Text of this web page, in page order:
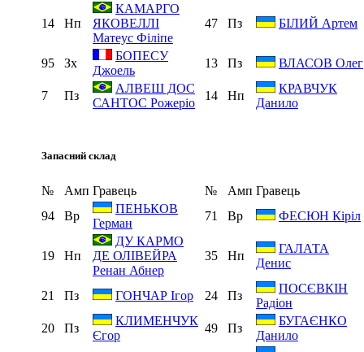
14 Нп
КАМАРГО
ЯКОВЕЛЛІ
Матеус Філіпе
47 Пз БІЛИЙ Артем
95 Зх
БОПЕСУ
Джоель
13 Пз ВЛАСОВ Олег
7 Пз
АЛВЕШ ДОС
САНТОС Рожеріо
14 Нп
КРАВЧУК
Данило
Запасний склад
№ Амп Гравець № Амп Гравець
94
Вр
ПЕНЬКОВ
Герман
71 Вр ФЕСЮН Кіріл
19 Нп
ДУ КАРМО
ДЕ ОЛІВЕЙРА
Ренан Абнер
35 Нп
ГАЛАТА
Денис
21 Пз ГОНЧАР Ігор 24 Пз
ПОСЄВКІН
Радіон
20
Пз
КЛИМЕНЧУК
Єгор
49 Пз
БУГАЄНКО
Данило